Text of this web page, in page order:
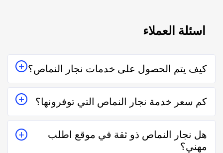
اسئلة العملاء
كيف يتم الحصول على خدمات نجار النماص؟
يتم الحصول على خدمات نجار النماص من خلال التواصل
معه إما على الواتساب أو تليفونياً وطلب الخدمة منه بعمل
زيارة للمكان أو تقدير سعر الخدمة قبل الزيارة والإتفاق.
كم سعر خدمة نجار النماص التي توفرونها؟
تختلف اسعار خدمات نجار النماص وفقاً لعدة عناصر منها
قرب المسافة وحجم العمل وتوقيته وهل هو عمل مستعجل
أم لا.
هل نجار النماص ذو ثقة في موقع اطلب
مهني؟